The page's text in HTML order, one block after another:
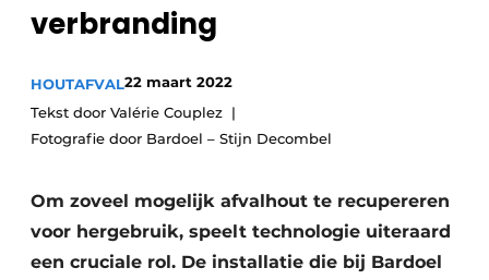
recyclingstroom in België
Vacature aanmelden
Vacatures
Video’s
Safety First
Kranen
Detectieapparatuur
Persen
verbranding
HOUTAFVAL22 maart 2022
Tekst door Valérie Couplez
Fotografie door Bardoel – Stijn Decombel
Om zoveel mogelijk afvalhout te recupereren
voor hergebruik, speelt technologie uiteraard
een cruciale rol. De installatie die bij Bardoel